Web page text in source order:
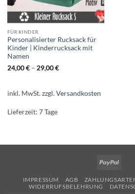
FÜR KINDER
Personalisierter Rucksack für
Kinder | Kinderrucksack mit
Namen
24,00€– 29,00€
inkl. MwSt.zzgl.Versandkosten
Lieferzeit: 7 Tage
PayPal
IMPRESSUM AGB
WIDERRUFSBELEHRUNG